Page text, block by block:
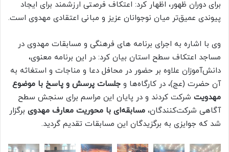
برای دوران ظهور، اظهار کرد: اعتکاف فرصتی ارزشمند برای ایجاد
پیوندی عمیق‌تر میان نوجوانان عزیز و مبانی اعتقادی مهدوی است.
وی با اشاره به اجرای برنامه های فرهنگی و مسابقات مهدوی در
مساجد اعتکاف سطح استان بیان کرد: در این برنامه معنوی،
دانش‌آموزان علاوه بر حضور در محافل دعا و مناجات و استغاثه به
آن حضرت (عج)، در کارگاه‌ها و جلسات پرسش و پاسخ با موضوع
مهدویت شرکت کردند و در پایان این مراسم برای سنجش سطح
آگاهی شرکت‌کنندگان، مسابقه‌ای با محوریت معارف مهدوی برگزار
شد که جوایزی به برگزیدگان این مسابقات تقدیم گردید.